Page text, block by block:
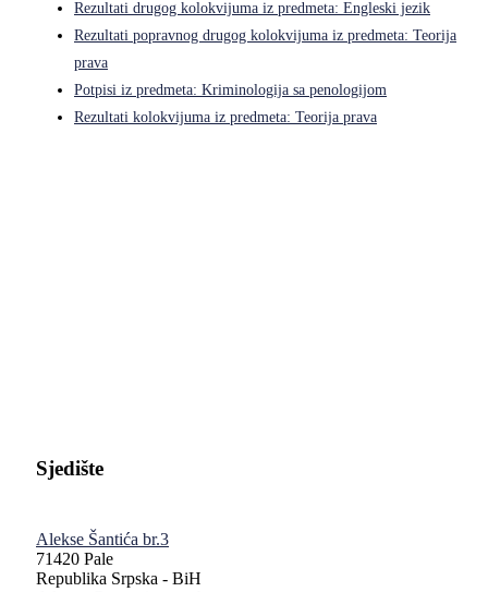
Rezultati drugog kolokvijuma iz predmeta: Engleski jezik
Rezultati popravnog drugog kolokvijuma iz predmeta: Teorija
prava
Potpisi iz predmeta: Kriminologija sa penologijom
Rezultati kolokvijuma iz predmeta: Teorija prava
Sjedište
Alekse Šantića br.3
71420 Pale
Republika Srpska - BiH